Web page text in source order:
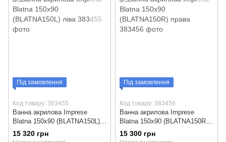
Під замовлення
Код товару: 383455
Ванна акрилова Imprese
Blatna 150x90 (BLATNA150L)
ліва
15 320 грн
Під замовлення
Код товару: 383456
Ванна акрилова Imprese
Blatna 150x90 (BLATNA150R)
права
15 300 грн